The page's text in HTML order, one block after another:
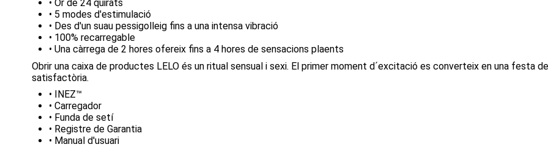
• Or de 24 quirats
• 5 modes d'estimulació
• Des d'un suau pessigolleig fins a una intensa vibració
• 100% recarregable
• Una càrrega de 2 hores ofereix fins a 4 hores de sensacions plaents
Obrir una caixa de productes LELO és un ritual sensual i sexi. El primer moment d´excitació es converteix en una festa
satisfactòria.
• INEZ™
• Carregador
• Funda de setí
• Registre de Garantia
• Manual d'usuari